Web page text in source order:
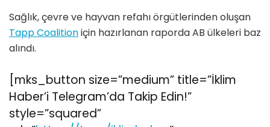
Sağlık, çevre ve hayvan refahı örgütlerinden oluşan
Tapp Coalitioniçin hazırlanan raporda AB ülkeleri baz
alındı.
[mks_button size=”medium” title=”İklim
Haber’i Telegram’da Takip Edin!”
style=”squared”